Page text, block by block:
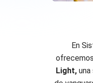
En
Light,una